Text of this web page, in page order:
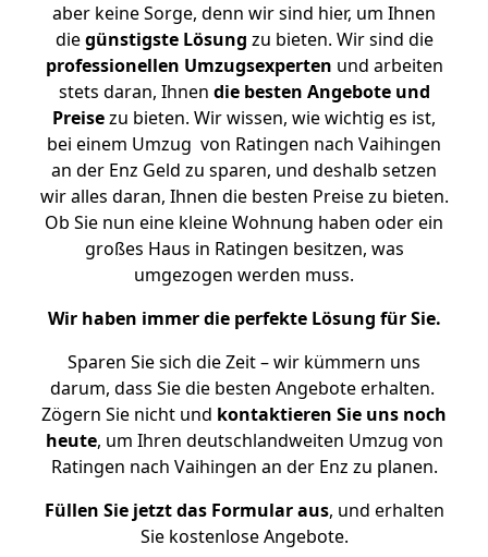
aber keine Sorge, denn wir sind hier, um Ihnen
diegünstigste Lösung zu bieten. Wir sind die
professionellen Umzugsexperten und arbeiten
stets daran, Ihnen die besten Angebote und
Preisezu bieten. Wir wissen, wie wichtig es ist,
bei einem Umzug von Ratingen nach Vaihingen
an der Enz Geld zu sparen, und deshalb setzen
wir alles daran, Ihnen die besten Preise zu bieten.
Ob Sie nun eine kleine Wohnung haben oder ein
großes Haus in Ratingen besitzen, was
umgezogen werden muss.
Wir haben immer die perfekte Lösung für Sie.
Sparen Sie sich die Zeit – wir kümmern uns
darum, dass Sie die besten Angebote erhalten.
Zögern Sie nicht und kontaktieren Sie uns noch
heute, um Ihren deutschlandweiten Umzug von
Ratingen nach Vaihingen an der Enz zu planen.
Füllen Sie jetzt das Formular aus, und erhalten
Sie kostenlose Angebote.